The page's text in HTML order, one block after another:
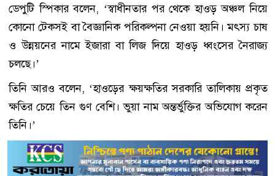
ডেপুটি স্পিকার বলেন, ‘স্বাধীনতার পর থেকে হাওড় অঞ্চল নিয়ে
কোনো টেকসই বা বৈজ্ঞানিক পরিকল্পনা নেওয়া হয়নি। মৎস্য চাষ
ও উন্নয়নের নামে ইজারা বা লিজ দিয়ে হাওড় ধ্বংসের নৈরাজ্য
চলছে।’
তিনি আরও বলেন, ‘হাওড়ের ক্ষয়ক্ষতির সরকারি তালিকায় প্রকৃত
ক্ষতির চেয়ে তিন গুণ বেশি। ভুয়া নাম অন্তর্ভুক্তির অভিযোগ করেন
তিনি।’